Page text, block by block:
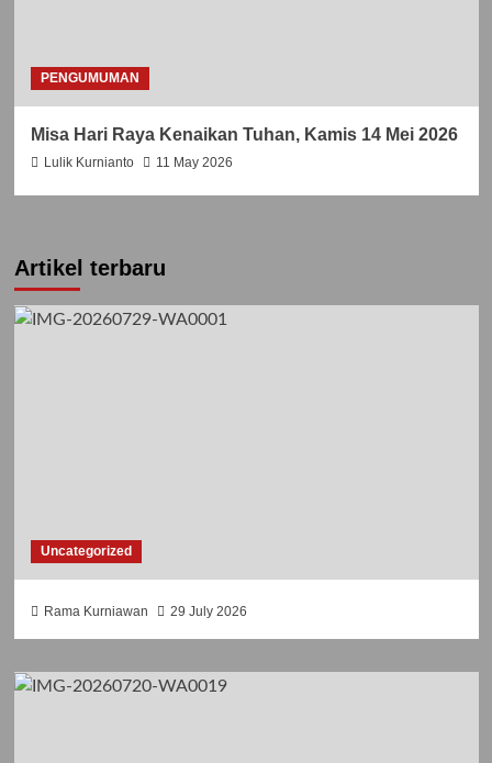
PENGUMUMAN
Misa Hari Raya Kenaikan Tuhan, Kamis 14 Mei 2026
Lulik Kurnianto 11 May 2026
Artikel terbaru
Uncategorized
Rama Kurniawan 29 July 2026